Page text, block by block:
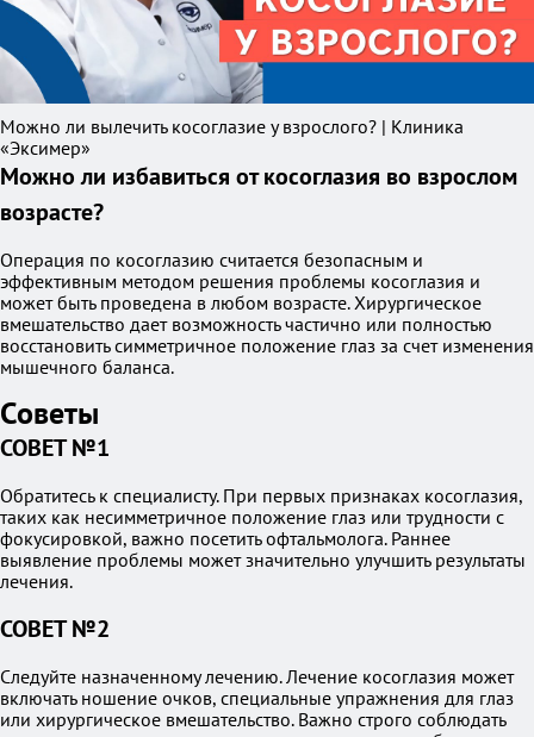
Можно ли вылечить косоглазие у взрослого? | Клиника
«Эксимер»
Можно ли избавиться от косоглазия во взрослом
возрасте?
Операция по косоглазию считается безопасным и
эффективным методом решения проблемы косоглазия и
может быть проведена в любом возрасте. Хирургическое
вмешательство дает возможность частично или полностью
восстановить симметричное положение глаз за счет изменения
мышечного баланса.
Советы
СОВЕТ №1
Обратитесь к специалисту. При первых признаках косоглазия,
таких как несимметричное положение глаз или трудности с
фокусировкой, важно посетить офтальмолога. Раннее
выявление проблемы может значительно улучшить результаты
лечения.
СОВЕТ №2
Следуйте назначенному лечению. Лечение косоглазия может
включать ношение очков, специальные упражнения для глаз
или хирургическое вмешательство. Важно строго соблюдать